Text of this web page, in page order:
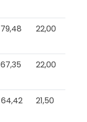
79,48
22,00
67,35
22,00
64,42
21,50